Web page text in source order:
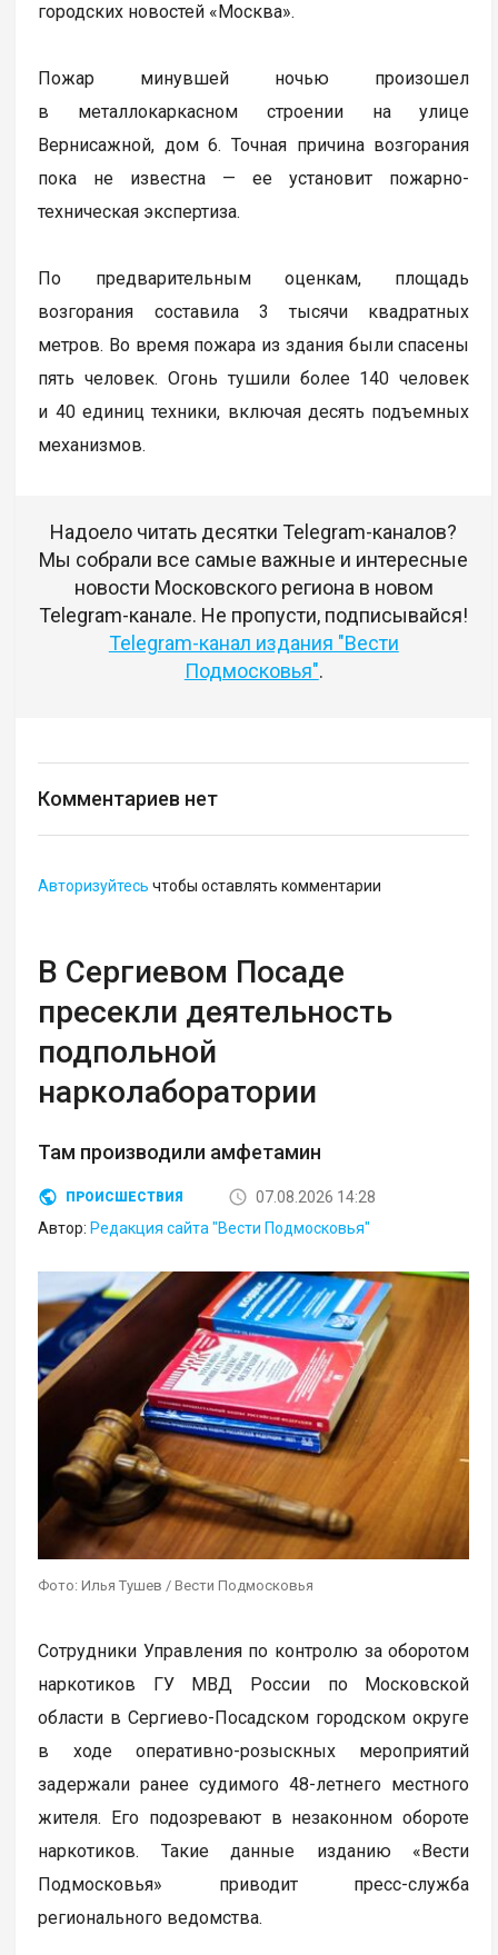
городских новостей «Москва».
Пожар минувшей ночью произошел
в металлокаркасном строении на улице
Вернисажной, дом 6. Точная причина возгорания
пока не известна — ее установит пожарно-
техническая экспертиза.
По предварительным оценкам, площадь
возгорания составила 3 тысячи квадратных
метров. Во время пожара из здания были спасены
пять человек. Огонь тушили более 140 человек
и 40 единиц техники, включая десять подъемных
механизмов.
Надоело читать десятки Telegram-каналов?
Мы собрали все самые важные и интересные
новости Московского региона в новом
Telegram-канале. Не пропусти, подписывайся!
Telegram-канал издания "Вести
Подмосковья".
Комментариев нет
Авторизуйтесь чтобы оставлять комментарии
В Сергиевом Посаде
пресекли деятельность
подпольной
нарколаборатории
Там производили амфетамин
ПРОИСШЕСТВИЯ
07.08.2026 14:28
Автор: Редакция сайта "Вести Подмосковья"
Фото: Илья Тушев / Вести Подмосковья
Сотрудники Управления по контролю за оборотом
наркотиков ГУ МВД России по Московской
области в Сергиево-Посадском городском округе
в ходе оперативно-розыскных мероприятий
задержали ранее судимого 48-летнего местного
жителя. Его подозревают в незаконном обороте
наркотиков. Такие данные изданию «Вести
Подмосковья» приводит пресс-служба
регионального ведомства.